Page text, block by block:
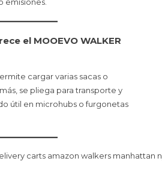
el MOOEVO WALKER
cargar varias sacas o
se pliega para transporte y
útil en microhubs o furgonetas